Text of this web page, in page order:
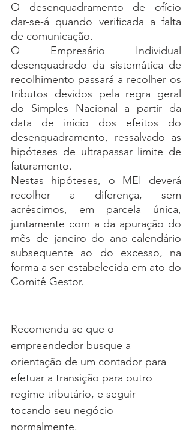
O desenquadramento de ofício
dar-se-á quando verificada a falta
de comunicação.
O Empresário Individual
desenquadrado da sistemática de
recolhimento passará a recolher os
tributos devidos pela regra geral
do Simples Nacional a partir da
data de início dos efeitos do
desenquadramento, ressalvado as
hipóteses de ultrapassar limite de
faturamento.
Nestas hipóteses, o MEI deverá
recolher a diferença, sem
acréscimos, em parcela única,
juntamente com a da apuração do
mês de janeiro do ano-calendário
subsequente ao do excesso, na
forma a ser estabelecida em ato do
Comitê Gestor.
Recomenda-se que o
empreendedor busque a
orientação de um contador para
efetuar a transição para outro
regime tributário, e seguir
tocando seu negócio
normalmente.